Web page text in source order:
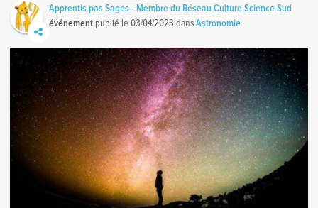
Apprentis pas Sages - Membre du Réseau Culture Science Sud
événement publié le03/04/2023 dansAstronomie